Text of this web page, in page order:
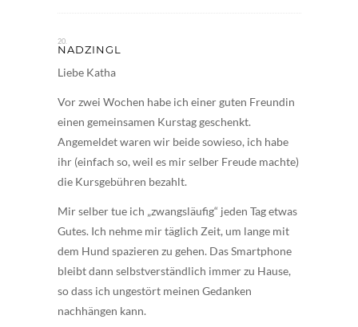
NADZINGL
Liebe Katha
Vor zwei Wochen habe ich einer guten Freundin
einen gemeinsamen Kurstag geschenkt.
Angemeldet waren wir beide sowieso, ich habe
ihr (einfach so, weil es mir selber Freude machte)
die Kursgebühren bezahlt.
Mir selber tue ich „zwangsläufig“ jeden Tag etwas
Gutes. Ich nehme mir täglich Zeit, um lange mit
dem Hund spazieren zu gehen. Das Smartphone
bleibt dann selbstverständlich immer zu Hause,
so dass ich ungestört meinen Gedanken
nachhängen kann.